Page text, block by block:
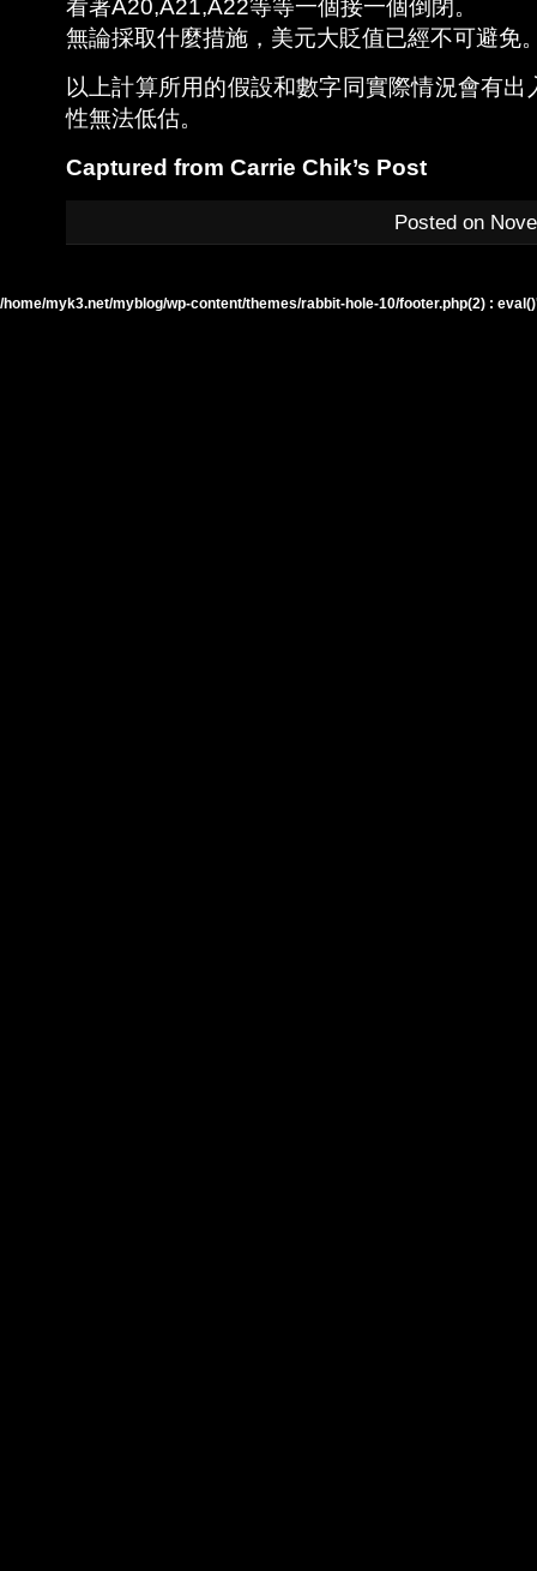
看著A20,A21,A22等等一個接一個倒閉。
無論採取什麼措施，美元大貶值已經不可避免
以上計算所用的假設和數字同實際情況會有
性無法低估。
Captured from Carrie Chik’s Post
Posted on
/home/myk3.net/myblog/wp-content/themes/rabbit-hole-10/footer.php(2) :